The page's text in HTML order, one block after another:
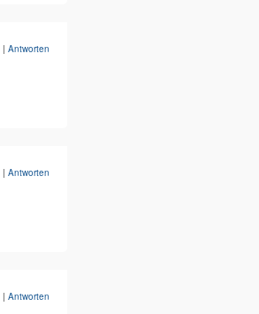
| Antworten
| Antworten
| Antworten